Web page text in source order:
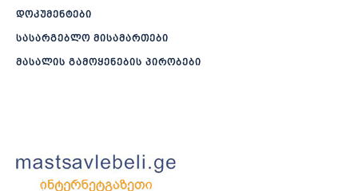
დოკუმენტები
სასარგებლო მისამართები
მასალის გამოყენების პირობები